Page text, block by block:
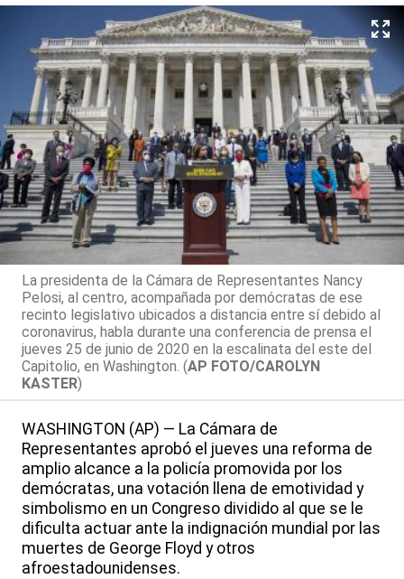
La presidenta de la Cámara de Representantes Nancy
Pelosi, al centro, acompañada por demócratas de ese
recinto legislativo ubicados a distancia entre sí debido al
coronavirus, habla durante una conferencia de prensa el
jueves 25 de junio de 2020 en la escalinata del este del
Capitolio, en Washington. (AP FOTO/CAROLYN
KASTER)
WASHINGTON (AP) — La Cámara de
Representantes aprobó el jueves una reforma de
amplio alcance a la policía promovida por los
demócratas, una votación llena de emotividad y
simbolismo en un Congreso dividido al que se le
dificulta actuar ante la indignación mundial por las
muertes de George Floyd y otros
afroestadounidenses.